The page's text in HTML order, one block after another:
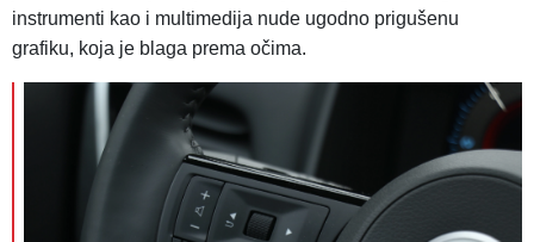
instrumenti kao i multimedija nude ugodno prigušenu
grafiku, koja je blaga prema očima.